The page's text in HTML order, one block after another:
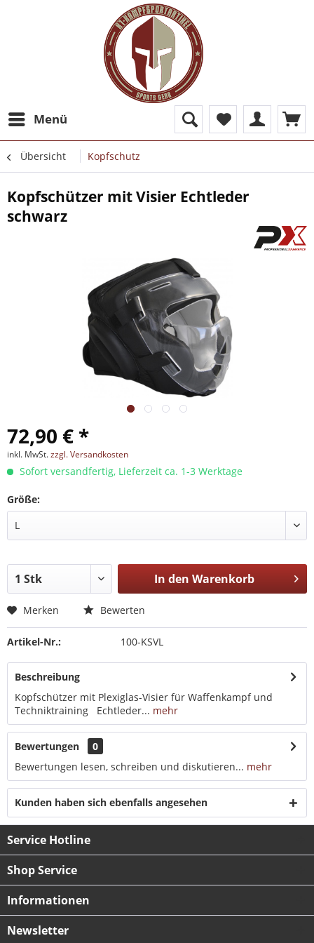
Menü
Übersicht Kopfschutz
Kopfschützer mit Visier Echtleder
schwarz
72,90 € *
inkl. MwSt.zzgl. Versandkosten
Sofort versandfertig, Lieferzeit ca. 1-3 Werktage
Größe:
In den Warenkorb
Merken Bewerten
Artikel-Nr.: 100-KSVL
Beschreibung
Kopfschützer mit Plexiglas-Visier für Waffenkampf und
Techniktraining Echtleder... mehr
Bewertungen
0
Bewertungen lesen, schreiben und diskutieren... mehr
Kunden haben sich ebenfalls angesehen
Service Hotline
Shop Service
Informationen
Newsletter